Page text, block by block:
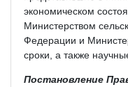
экономическом
Министерством
Федерации и
сроки, а также
Постановление